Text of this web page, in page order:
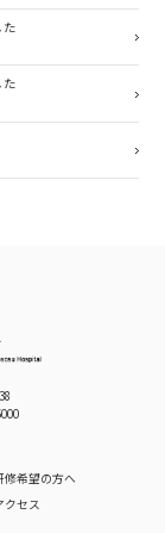
修希望の方へ
クセス